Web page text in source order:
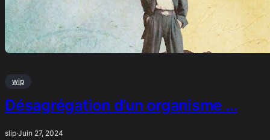
wip
Désagrégation d’un organisme …
slip·Juin 27, 2024